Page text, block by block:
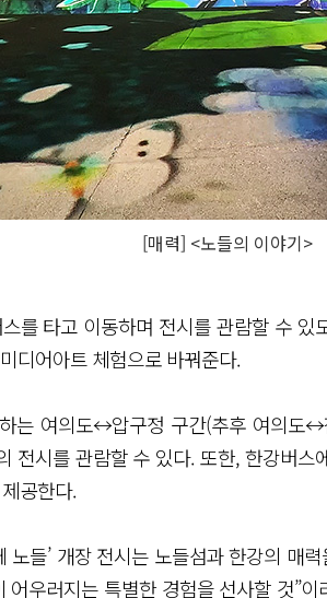
[매력] <노들의 이야기>
를 타고 이동하며 전시를 관람할 수
디어아트 체험으로 바꿔준다.
는 여의도↔압구정 구간(추후 여의도
전시를 관람할 수 있다. 또한, 한강버
공한다.
노들’ 개장 전시는 노들섬과 한강의 매
어우러지는 특별한 경험을 선사할 것”